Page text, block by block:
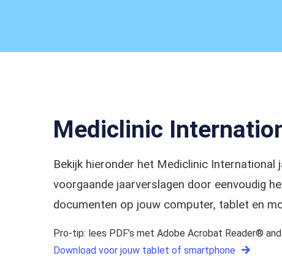
Mediclinic
Bekijk hieronder het Mediclinic International
voorgaande jaarverslagen door eenvoudig
documenten op jouw computer, tablet en
Pro-tip: lees PDF’s met Adobe Acrobat Reader®
Download voor jouw tablet of smartphone